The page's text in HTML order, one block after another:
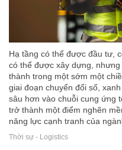
Hạ tầng có thể được đầu tư,
có thể được xây dựng,
thành trong một sớm một
giai đoạn chuyển đổi số,
sâu hơn vào chuỗi cung ứng
trở thành một điểm nghẽn
năng lực cạnh tranh của
Thời sự - Logistics